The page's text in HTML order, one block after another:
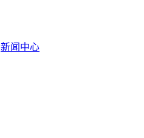
新闻中心